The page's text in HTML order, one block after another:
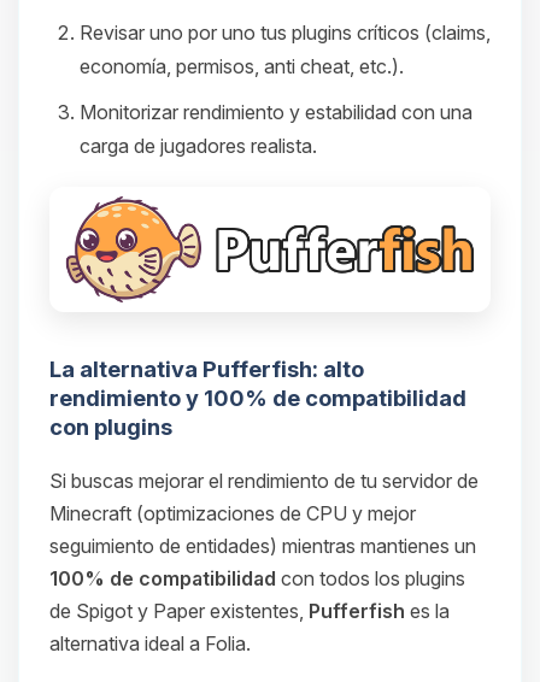
Revisar uno por uno tus plugins críticos (claims,
economía, permisos, anti cheat, etc.).
Monitorizar rendimiento y estabilidad con una
carga de jugadores realista.
La alternativa Pufferfish: alto
rendimiento y 100% de compatibilidad
con plugins
Si buscas mejorar el rendimiento de tu servidor de
Minecraft (optimizaciones de CPU y mejor
seguimiento de entidades) mientras mantienes un
100% de compatibilidad con todos los plugins
de Spigot y Paper existentes, Pufferfish es la
alternativa ideal a Folia.